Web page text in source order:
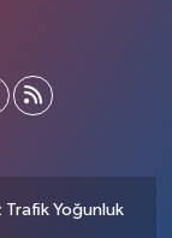
Yoğunluk